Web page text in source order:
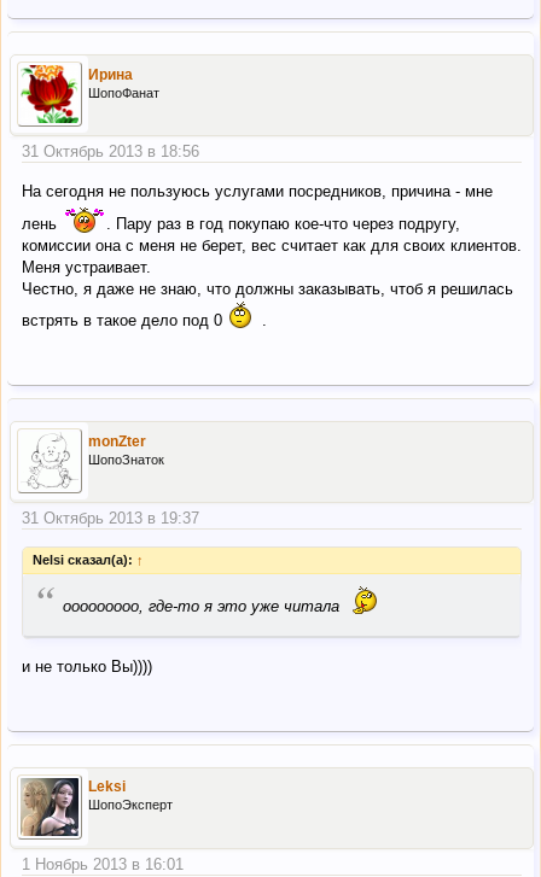
Ирина
ШопоФанат
31 Октябрь 2013 в 18:56
На сегодня не пользуюсь услугами посредников, причина - мне
лень
. Пару раз в год покупаю кое-что через подругу,
комиссии она с меня не берет, вес считает как для своих клиентов.
Меня устраивает.
Честно, я даже не знаю, что должны заказывать, чтоб я решилась
встрять в такое дело под 0
monZter
ШопоЗнаток
31 Октябрь 2013 в 19:37
Nelsi сказал(а): ↑
“ ооооооооо, где-то я это уже читала
и не только Вы))))
Leksi
ШопоЭксперт
1 Ноябрь 2013 в 16:01